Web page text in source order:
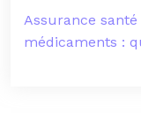
Assurance
médicaments :